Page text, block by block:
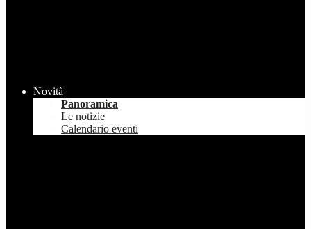
Novità
Panoramica
Le notizie
Calendario eventi